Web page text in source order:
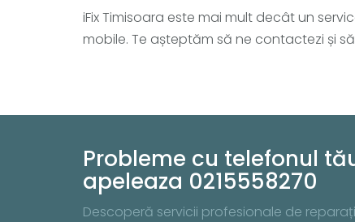
iFix Timisoara este mai mult decât un
mobile. Te așteptăm să ne contactezi și
Probleme cu telefonul
apeleaza 0215558270
Descoperă servicii profesionale de